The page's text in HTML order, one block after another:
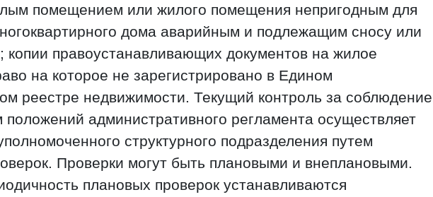
помещением или жилого помещения непригодным для
дома аварийным и подлежащим сносу или
копии правоустанавливающих документов на жилое
на которое не зарегистрировано в Едином
реестре недвижимости. Текущий контроль за
административного регламента осуществляет
структурного подразделения путем
Проверки могут быть плановыми и внеплановыми.
плановых проверок устанавливаются